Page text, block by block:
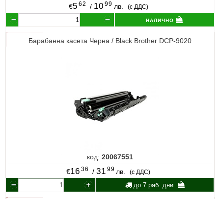
€5 62 / 10 99 лв. (с ДДС)
налично
Барабанна касета Черна / Black Brother DCP-9020
код: 20067551
€16 36 / 31 99 лв. (с ДДС)
до 7 раб. дни